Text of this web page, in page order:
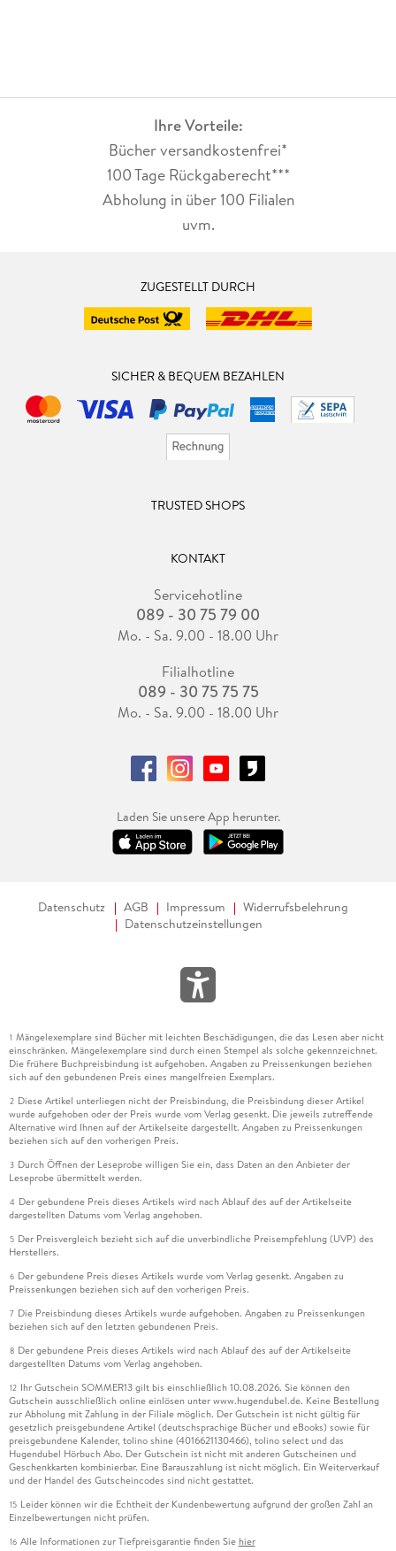
Ihre Vorteile:
Bücher versandkostenfrei*
100 Tage Rückgaberecht***
Abholung in über 100 Filialen
uvm.
ZUGESTELLT DURCH
SICHER & BEQUEM BEZAHLEN
TRUSTED SHOPS
KONTAKT
Servicehotline
089 - 30 75 79 00
Mo. - Sa. 9.00 - 18.00 Uhr
Filialhotline
089 - 30 75 75 75
Mo. - Sa. 9.00 - 18.00 Uhr
Laden Sie unsere App herunter.
Datenschutz AGB Impressum
Widerrufsbelehrung
Datenschutzeinstellungen
1 Mängelexemplare sind Bücher mit leichten Beschädigungen, die das Lesen aber nicht
einschränken. Mängelexemplare sind durch einen Stempel als solche gekennzeichnet.
Die frühere Buchpreisbindung ist aufgehoben. Angaben zu Preissenkungen beziehen
sich auf den gebundenen Preis eines mangelfreien Exemplars.
2 Diese Artikel unterliegen nicht der Preisbindung, die Preisbindung dieser Artikel
wurde aufgehoben oder der Preis wurde vom Verlag gesenkt. Die jeweils zutreffende
Alternative wird Ihnen auf der Artikelseite dargestellt. Angaben zu Preissenkungen
beziehen sich auf den vorherigen Preis.
3 Durch Öffnen der Leseprobe willigen Sie ein, dass Daten an den Anbieter der
Leseprobe übermittelt werden.
4 Der gebundene Preis dieses Artikels wird nach Ablauf des auf der Artikelseite
dargestellten Datums vom Verlag angehoben.
5 Der Preisvergleich bezieht sich auf die unverbindliche Preisempfehlung (UVP) des
Herstellers.
6 Der gebundene Preis dieses Artikels wurde vom Verlag gesenkt. Angaben zu
Preissenkungen beziehen sich auf den vorherigen Preis.
7 Die Preisbindung dieses Artikels wurde aufgehoben. Angaben zu Preissenkungen
beziehen sich auf den letzten gebundenen Preis.
8 Der gebundene Preis dieses Artikels wird nach Ablauf des auf der Artikelseite
dargestellten Datums vom Verlag angehoben.
12 Ihr Gutschein SOMMER13 gilt bis einschließlich 10.08.2026. Sie können den
Gutschein ausschließlich online einlösen unter www.hugendubel.de. Keine Bestellung
zur Abholung mit Zahlung in der Filiale möglich. Der Gutschein ist nicht gültig für
gesetzlich preisgebundene Artikel (deutschsprachige Bücher und eBooks) sowie für
preisgebundene Kalender, tolino shine (4016621130466), tolino select und das
Hugendubel Hörbuch Abo. Der Gutschein ist nicht mit anderen Gutscheinen und
Geschenkkarten kombinierbar. Eine Barauszahlung ist nicht möglich. Ein Weiterverkauf
und der Handel des Gutscheincodes sind nicht gestattet.
15 Leider können wir die Echtheit der Kundenbewertung aufgrund der großen Zahl an
Einzelbewertungen nicht prüfen.
16 Alle Informationen zur Tiefpreisgarantie finden Sie hier